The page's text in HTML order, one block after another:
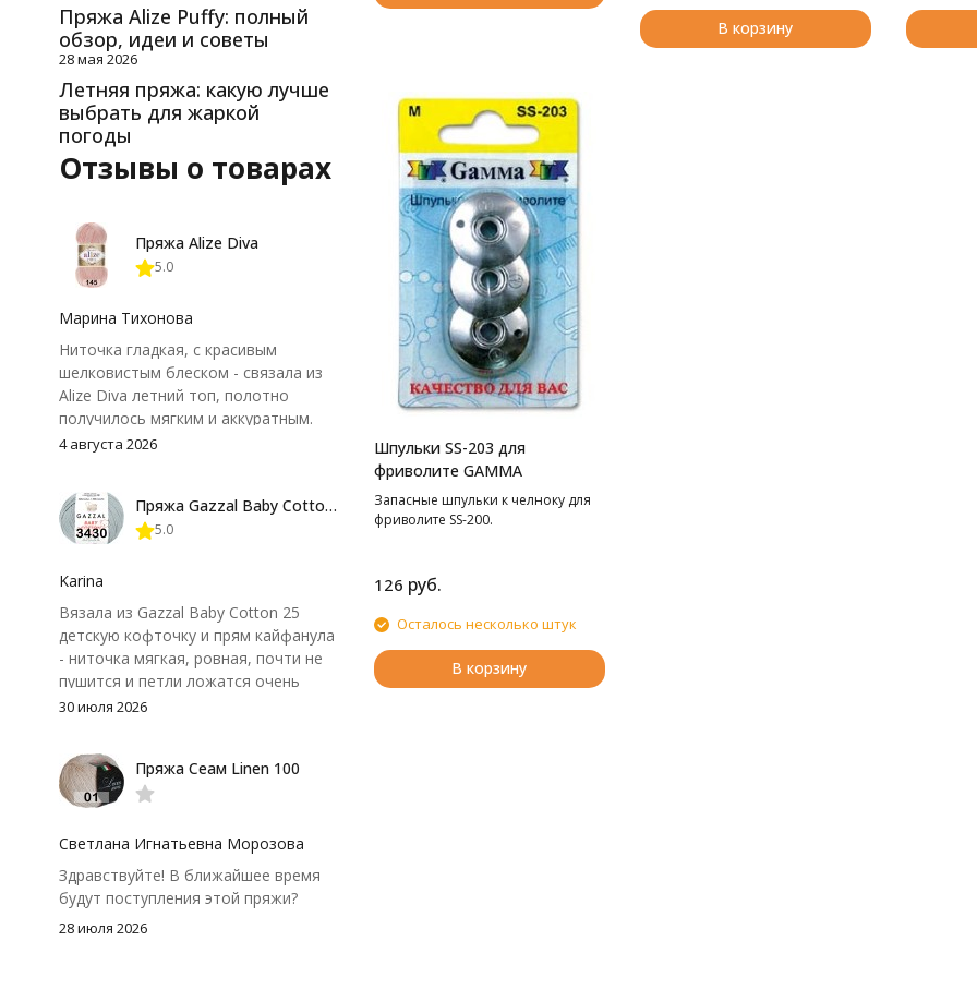
В корзину
Шпульки SS-203 для
фриволите GAMMA
Запасные шпульки к челноку для
фриволите SS-200.
126 руб.
Осталось несколько штук
В корзину
Пряжа Alize Puffy: полный
обзор, идеи и советы
28 мая 2026
Летняя пряжа: какую лучше
выбрать для жаркой
погоды
Отзывы о товарах
Пряжа Alize Diva
5.0
Марина Тихонова
Ниточка гладкая, с красивым
шелковистым блеском - связала из
Alize Diva летний топ, полотно
получилось мягким и аккуратным.
Петли хорошо видны, вяжется
нюанс - пряжа немного скользит и
иногда расслаивается, пришлось
крючок поудобнее.
4 августа 2026
Пряжа Gazzal Baby Cotton 25
5.0
Karina
Вязала из Gazzal Baby Cotton 25
детскую кофточку и прям кайфанула
- ниточка мягкая, ровная, почти не
пушится и петли ложатся очень
аккуратно. После стирки полотно
потеряло, цвет тоже не стал
тусклее. Единственный нюанс -
моточки маленькие, расход лучше
чуть-чуть не хватило))
30 июля 2026
Пряжа Сеам Linen 100
Светлана Игнатьевна Морозова
Здравствуйте! В ближайшее время
будут поступления этой пряжи?
28 июля 2026